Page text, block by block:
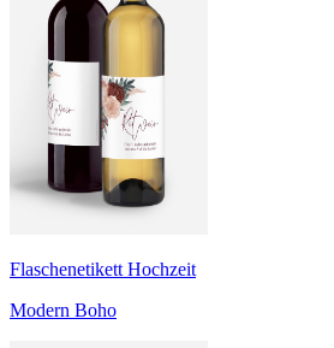
Flaschenetikett Hochzeit
Modern Boho